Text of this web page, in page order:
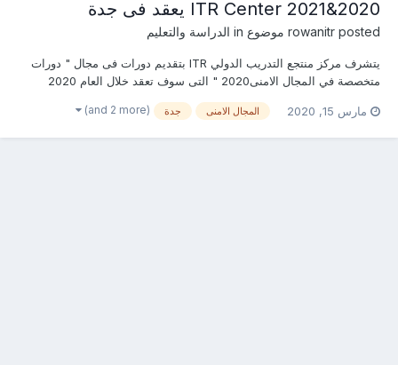
2020&2021 ITR Center يعقد فى جدة
rowanitr posted موضوع in الدراسة والتعليم
يتشرف مركز منتجع التدريب الدولي ITR بتقديم دورات فى مجال " دورات
متخصصة في المجال الامنى2020 " التى سوف تعقد خلال العام 2020
والإستفسار ومعرفة المحتوي العلمى ) يرجى الاتصال بـ الاستاذة : روان
مارس 15, 2020 المجال الامنى جدة (and 2 more)